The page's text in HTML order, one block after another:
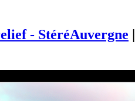
- StéréAuvergne |